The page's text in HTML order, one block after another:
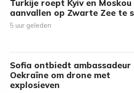
Turkije roept Kyiv en Moskou
aanvallen op Zwarte Zee te
5 uur geleden
Sofia ontbiedt ambassadeur
Oekraïne om drone met
explosieven